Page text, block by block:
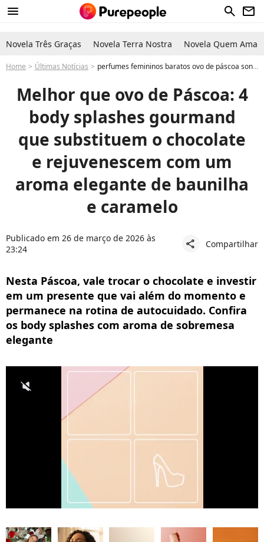
menu search newsletter
Novela Três Graças Novela Terra Nostra Novela Quem Ama
Home Últimas Notícias perfumes femininos baratos ovo de páscoa sonic cacau show Melhor que ovo de Páscoa: 4 body splashes gourmand que substituem o chocolate e rejuvenescem com um aroma elegante de baunilha e caramelo
Melhor que ovo de Páscoa: 4
body splashes gourmand
que substituem o chocolate
e rejuvenescem com um
aroma elegante de baunilha
e caramelo
Publicado em 26 de março de 2026 às
23:24
share Compartilhar
Nesta Páscoa, vale trocar o chocolate e investir
em um presente que vai além do momento e
permanece na rotina de autocuidado. Confira
os body splashes com aroma de sobremesa
elegante